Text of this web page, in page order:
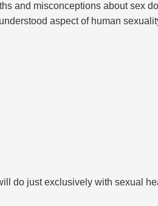
and misconceptions about sex
aspect of human
do just exclusively with sexual